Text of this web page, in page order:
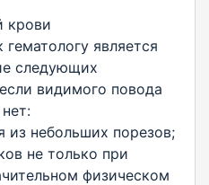
крови
является
следующих
видимого повода
из небольших порезов;
не только при
физическом